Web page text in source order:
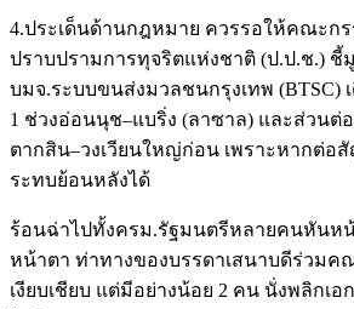
4.ประเด็นด้านกฎหมาย ควรรอให้คณะก
ปราบปรามการทุจริตแห่งชาติ (ป.ป.ช.) ชี้
บมจ.ระบบขนส่งมวลชนกรุงเทพ (BTSC)
1 ช่วงอ่อนนุช–แบริ่ง (ลาซาล) และส่วนต่
ตากสิน–วงเวียนใหญ่ก่อน เพราะหากต่อ
ระทบย้อนหลังได้
ร้อนฉ่าไปทั้งครม.รัฐมนตรีหลายคนหันห
หน้าตา ท่าทางของบรรดาเสนาบดีร่วมค
เงียบเชียบ แต่มีอย่างน้อย 2 คน นั่งพลิกเ